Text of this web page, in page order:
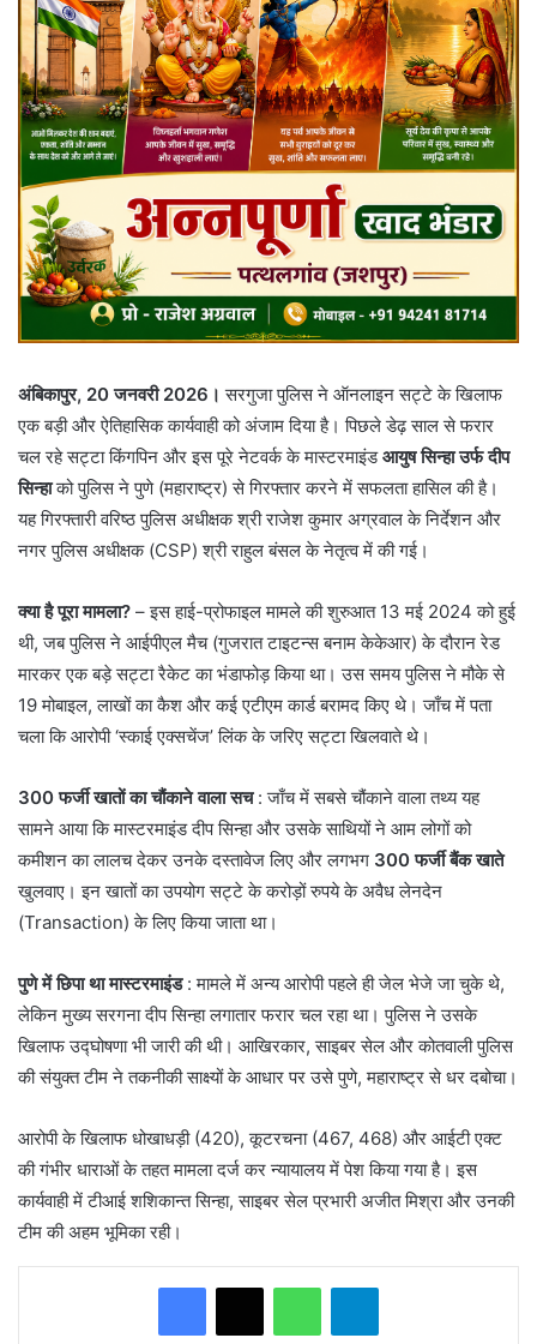
अंबिकापुर, 20 जनवरी 2026। सरगुजा पुलिस ने ऑनलाइन सट्टे के खिलाफ
एक बड़ी और ऐतिहासिक कार्यवाही को अंजाम दिया है। पिछले डेढ़ साल से फरार
चल रहे सट्टा किंगपिन और इस पूरे नेटवर्क के मास्टरमाइंडआयुष सिन्हा उर्फ दीप
सिन्हाको पुलिस ने पुणे (महाराष्ट्र) से गिरफ्तार करने में सफलता हासिल की है।
यह गिरफ्तारी वरिष्ठ पुलिस अधीक्षक श्री राजेश कुमार अग्रवाल के निर्देशन और
नगर पुलिस अधीक्षक (CSP) श्री राहुल बंसल के नेतृत्व में की गई।
क्या है पूरा मामला? – इस हाई-प्रोफाइल मामले की शुरुआत 13 मई 2024 को हुई
थी, जब पुलिस ने आईपीएल मैच (गुजरात टाइटन्स बनाम केकेआर) के दौरान रेड
मारकर एक बड़े सट्टा रैकेट का भंडाफोड़ किया था। उस समय पुलिस ने मौके से
19 मोबाइल, लाखों का कैश और कई एटीएम कार्ड बरामद किए थे। जाँच में पता
चला कि आरोपी ‘स्काई एक्सचेंज’ लिंक के जरिए सट्टा खिलवाते थे।
300 फर्जी खातों का चौंकाने वाला सच: जाँच में सबसे चौंकाने वाला तथ्य यह
सामने आया कि मास्टरमाइंड दीप सिन्हा और उसके साथियों ने आम लोगों को
कमीशन का लालच देकर उनके दस्तावेज लिए और लगभग 300 फर्जी बैंक खाते
खुलवाए। इन खातों का उपयोग सट्टे के करोड़ों रुपये के अवैध लेनदेन
(Transaction) के लिए किया जाता था।
पुणे में छिपा था मास्टरमाइंड: मामले में अन्य आरोपी पहले ही जेल भेजे जा चुके थे,
लेकिन मुख्य सरगना दीप सिन्हा लगातार फरार चल रहा था। पुलिस ने उसके
खिलाफ उद्घोषणा भी जारी की थी। आखिरकार, साइबर सेल और कोतवाली पुलिस
की संयुक्त टीम ने तकनीकी साक्ष्यों के आधार पर उसे पुणे, महाराष्ट्र से धर दबोचा।
​आरोपी के खिलाफ धोखाधड़ी (420), कूटरचना (467, 468) और आईटी एक्ट
की गंभीर धाराओं के तहत मामला दर्ज कर न्यायालय में पेश किया गया है। इस
कार्यवाही में टीआई शशिकान्त सिन्हा, साइबर सेल प्रभारी अजीत मिश्रा और उनकी
टीम की अहम भूमिका रही।
WhatsAppTelegram